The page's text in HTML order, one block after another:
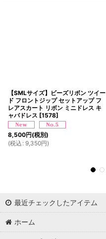
【SMLサイズ】ビーズリボン ツイー
ド フロントジップ セットアップ フ
レアスカート リボン ミニドレス キ
ャバドレス [1578]
8,500円(税別)
(税込 : 9,350円)
最近チェックしたアイテム
ホーム